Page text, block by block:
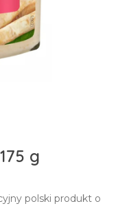
g
polski produkt o